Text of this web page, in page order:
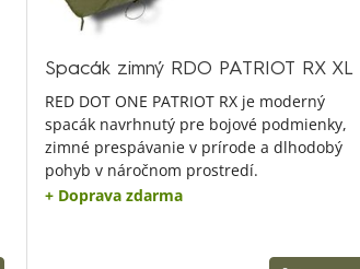
Spacák zimný RDO PATRIOT RX XL
RED DOT ONE PATRIOT RX je moderný
spacák navrhnutý pre bojové podmienky,
zimné prespávanie v prírode a dlhodobý
pohyb v náročnom prostredí.
+ Doprava zdarma